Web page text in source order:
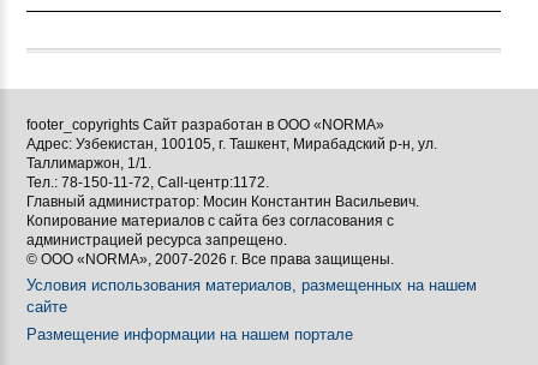
footer_copyrights Сайт разработан в ООО «NORMA»
Адрес: Узбекистан, 100105, г. Ташкент, Мирабадский р-н, ул.
Таллимаржон, 1/1.
Тел.: 78-150-11-72, Call-центр:1172.
Главный администратор: Мосин Константин Васильевич.
Копирование материалов с сайта без согласования с
администрацией ресурса запрещено.
© ООО «NORMA», 2007-2026 г. Все права защищены.
Условия использования материалов, размещенных на нашем
сайте
Размещение информации на нашем портале